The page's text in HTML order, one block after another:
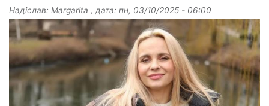
Надіслав: Margarita , дата: пн, 03/10/2025 - 06:00